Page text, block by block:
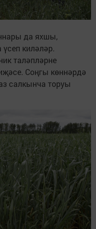
да яхшы,
киләләр.
таләпләрне
Соңгы көннәрдә
салкынча торуы